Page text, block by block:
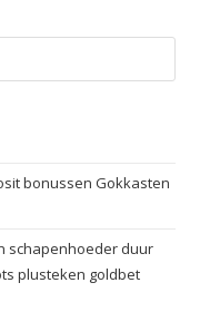
bonussen Gokkasten
schapenhoeder duur
plusteken goldbet